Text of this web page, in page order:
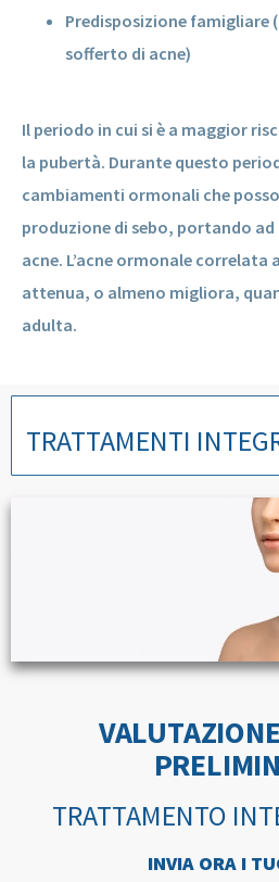
Predisposizione famigliare
sofferto di acne)
Il periodo in cui si è a maggior
la pubertà. Durante questo
cambiamenti ormonali che
produzione di sebo, portando
acne. L’acne ormonale
attenua, o almeno migliora,
adulta.
TRATTAMENTI
TRATTAMENTO
INVIA ORA I